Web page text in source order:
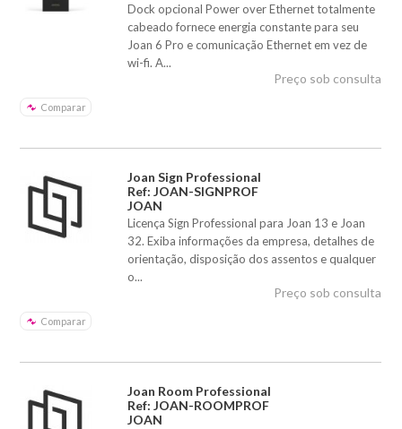
Dock opcional Power over Ethernet totalmente
cabeado fornece energia constante para seu
Joan 6 Pro e comunicação Ethernet em vez de
wi-fi. A...
Comparar
Preço sob consulta
Joan Sign Professional
Ref: JOAN-SIGNPROF
JOAN
Licença Sign Professional para Joan 13 e Joan
32. Exiba informações da empresa, detalhes de
orientação, disposição dos assentos e qualquer
o...
Comparar
Preço sob consulta
Joan Room Professional
Ref: JOAN-ROOMPROF
JOAN